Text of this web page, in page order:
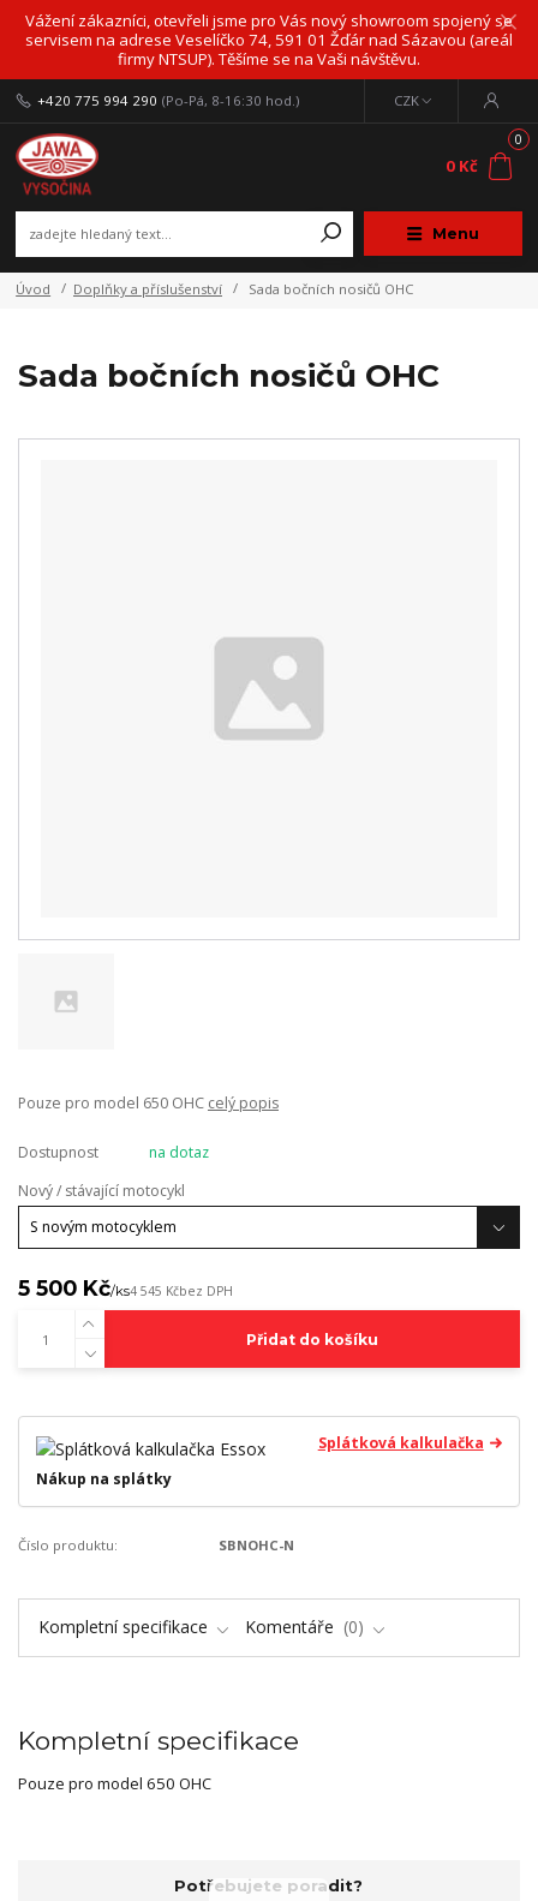
Vážení zákazníci, otevřeli jsme pro Vás nový showroom spojený se
servisem na adrese Veselíčko 74, 591 01 Žďár nad Sázavou (areál
firmy NTSUP). Těšíme se na Vaši návštěvu.
Menu
CZK
+420 775 994 290 (Po-Pá, 8-16:30 hod.)
0
0 Kč
Úvod Doplňky a příslušenství Sada bočních nosičů OHC
Sada bočních nosičů OHC
Pouze pro model 650 OHC celý popis
Dostupnost
na dotaz
Nový / stávající motocykl
5 500 Kč/ks4 545 Kčbez DPH
Přidat do košíku
Splátková kalkulačka
Nákup na splátky
Číslo produktu: SBNOHC-N
Kompletní specifikace Komentáře 0
Kompletní specifikace
Pouze pro model 650 OHC
Potřebujete poradit?